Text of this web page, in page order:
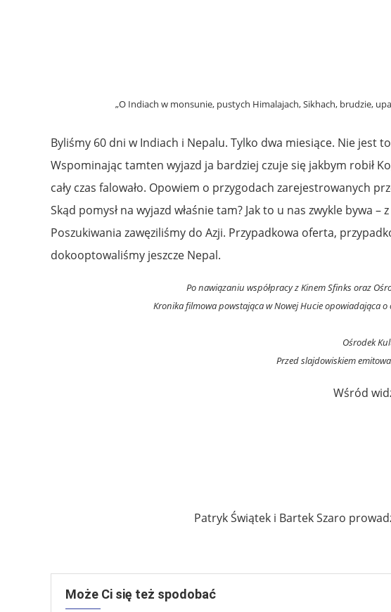
„O Indiach w monsunie, pustych Himalajach, Sikhach, brudzie,
Byliśmy 60 dni w Indiach i Nepalu. Tylko dwa miesiące. Nie jest
Wspominając tamten wyjazd ja bardziej czuje się jakbym robił
cały czas falowało. Opowiem o przygodach zarejestrowanych
Skąd pomysł na wyjazd właśnie tam? Jak to u nas zwykle bywa
Poszukiwania zawęziliśmy do Azji. Przypadkowa oferta,
dokooptowaliśmy jeszcze Nepal.
Po nawiązaniu współpracy z Kinem Sfinks oraz
Kronika filmowa powstająca w Nowej Hucie opowiadająca
Ośrodek
Przed slajdowiskiem
Wśród
Patryk Świątek i Bartek Szaro
Może Ci się też spodobać